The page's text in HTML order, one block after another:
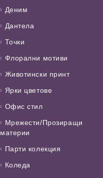
Деним
Дантела
Точки
Флорални мотиви
Животински принт
Ярки цветове
Офис стил
Мрежести/Прозиращи
материи
Парти колекция
Коледа